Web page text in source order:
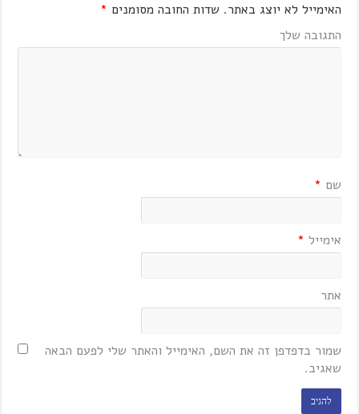
האימייל לא יוצג באתר. שדות החובה מסומנים *
התגובה שלך
שם *
אימייל *
אתר
שמור בדפדפן זה את השם, האימייל והאתר שלי לפעם הבאה
שאגיב.